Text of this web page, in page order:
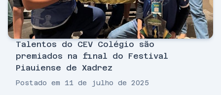
Talentos do CEV Colégio são
premiados na final do Festival
Piauiense de Xadrez
Postado em 11 de julho de 2025